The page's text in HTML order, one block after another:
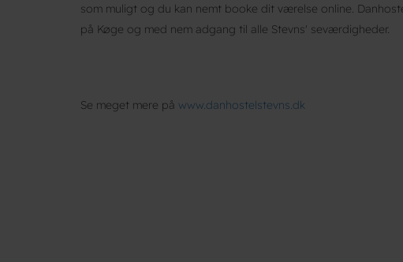
som muligt og du kan nemt booke dit værelse online.
på Køge og med nem adgang til alle Stevns' seværdigheder.
Se meget mere på www.danhostelstevns.dk